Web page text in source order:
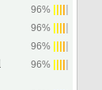
96%
96%
96%
96%